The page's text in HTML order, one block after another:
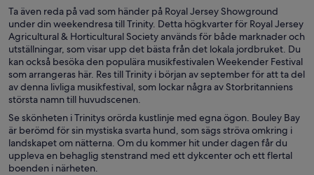
Ta även reda på vad som händer på Royal Jersey Showground
under din weekendresa till Trinity. Detta högkvarter för Royal Jersey
Agricultural & Horticultural Society används för både marknader och
utställningar, som visar upp det bästa från det lokala jordbruket. Du
kan också besöka den populära musikfestivalen Weekender Festival
som arrangeras här. Res till Trinity i början av september för att ta del
av denna livliga musikfestival, som lockar några av Storbritanniens
största namn till huvudscenen.
Se skönheten i Trinitys orörda kustlinje med egna ögon. Bouley Bay
är berömd för sin mystiska svarta hund, som sägs ströva omkring i
landskapet om nätterna. Om du kommer hit under dagen får du
uppleva en behaglig stenstrand med ett dykcenter och ett flertal
boenden i närheten.